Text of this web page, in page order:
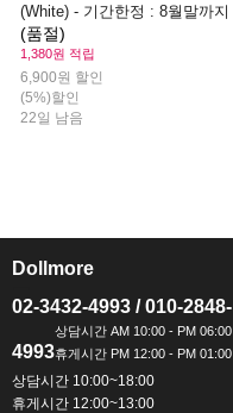
(White) - 기간한정 : 8월말까지
(품절)
1,380원 적립
6,900원 할인
(5%)할인
22일 남음
Dollmore
02-3432-4993 / 010-2848-
4993
상담시간 10:00~18:00
휴게시간 12:00~13:00